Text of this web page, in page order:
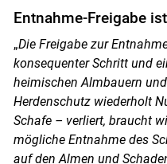
Entnahme-Freigabe
„Die Freigabe zur
konsequenter Schritt und
heimischen Almbauern
Herdenschutz wiederholt
Schafe – verliert, braucht
mögliche Entnahme des
auf den Almen und